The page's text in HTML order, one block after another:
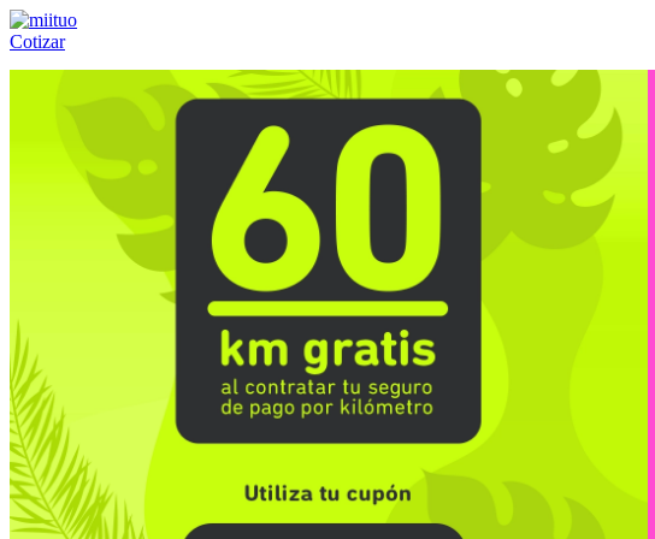
Cotizar
(55) 84-21-05-00ó800-953-00-59